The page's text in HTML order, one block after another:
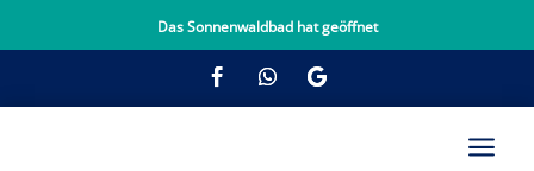
Das Sonnenwaldbad hat geöffnet
a